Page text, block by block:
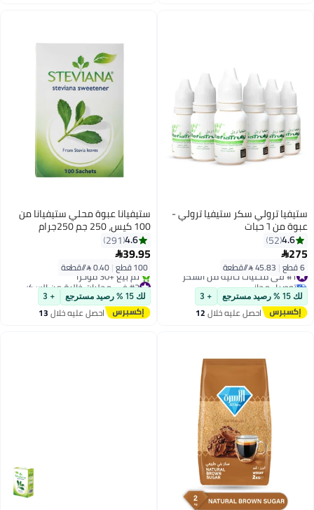
ستيفيا ترولي سكر ستيفيا ترولي -
عبوة من ٦ حبات
4.6
52
275
6 قطع | #1 في محليات خالية من السكر
توصيل مجاني
#1 في محليات خالية من السكرلك 15 % رصيد مسترجع + 3
احصل عليه خلال12
ستيفيانا عبوة محلي ستيفيانا من
100 كيس، 250 جم 250جرام
4.6
291
39.95
100 قطع |
#2 في محليات خالية من السكر
توصيل مجاني
تم بيع +30 مؤخرًا
#2 في محليات خالية من السكر
لك 15 % رصيد مسترجع + 3
احصل عليه خلال13